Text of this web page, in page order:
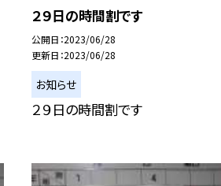
２９日の時間割です
公開日 2023/06/28
更新日 2023/06/28
お知らせ
２９日の時間割です